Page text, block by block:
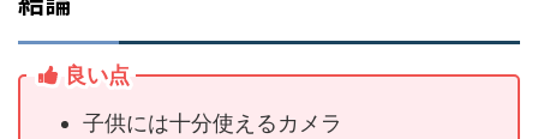
良い点
子供には十分使えるカメラ